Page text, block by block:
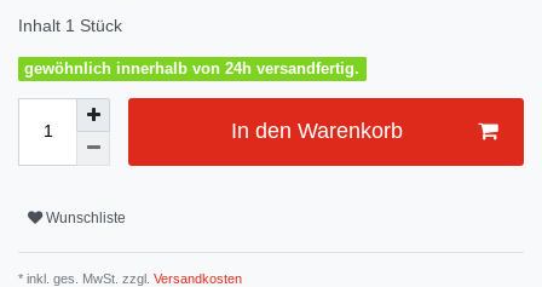
Inhalt 1 Stück
gewöhnlich innerhalb von 24h versandfertig.
In den Warenkorb
Wunschliste
* inkl. ges. MwSt. zzgl. Versandkosten